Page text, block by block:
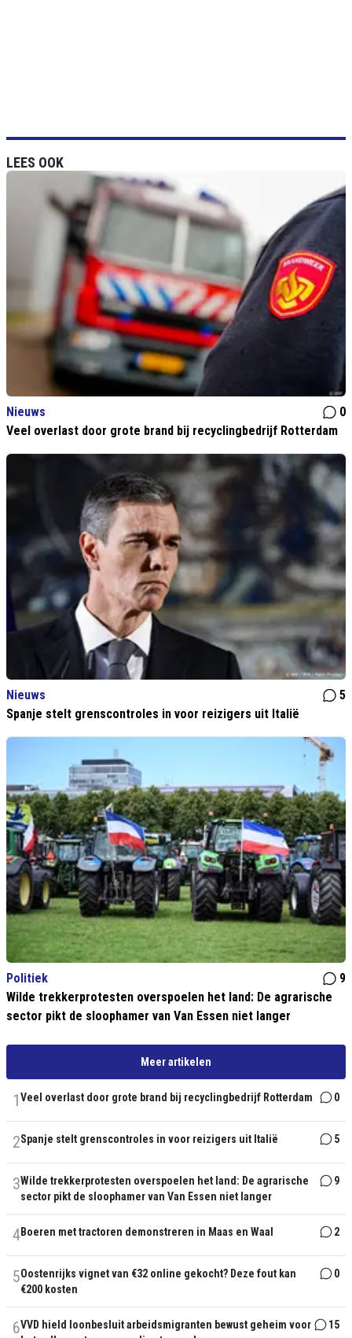
LEES OOK
Nieuws
0
Veel overlast door grote brand bij recyclingbedrijf Rotterdam
Nieuws
5
Spanje stelt grenscontroles in voor reizigers uit Italië
Politiek
9
Wilde trekkerprotesten overspoelen het land: De agrarische
sector pikt de sloophamer van Van Essen niet langer
Meer artikelen
1Veel overlast door grote brand bij recyclingbedrijf Rotterdam 0
2Spanje stelt grenscontroles in voor reizigers uit Italië 5
3Wilde trekkerprotesten overspoelen het land: De agrarische
sector pikt de sloophamer van Van Essen niet langer
9
4Boeren met tractoren demonstreren in Maas en Waal 2
5Oostenrijks vignet van €32 online gekocht? Deze fout kan
€200 kosten
0
6VVD hield loonbesluit arbeidsmigranten bewust geheim voor
15